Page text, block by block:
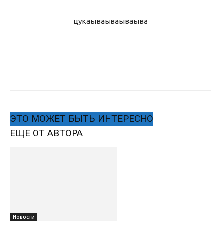
цукаываываываыва
ЭТО МОЖЕТ БЫТЬ ИНТЕРЕСНО
ЕЩЕ ОТ АВТОРА
Новости